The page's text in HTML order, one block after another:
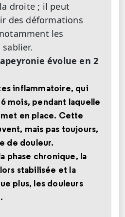
droite ; il peut
des déformations
les
évolue en 2
inflammatoire, qui
mois, pendant laquelle
en place. Cette
mais pas toujours,
de douleur.
phase chronique, la
stabilisée et la
plus, les douleurs